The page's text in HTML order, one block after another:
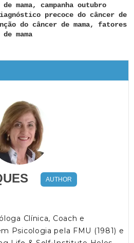
mama, campanha outubro
precoce do câncer de
do câncer de mama, fatores
mama
AUTHOR
Clínica, Coach e
Psicologia pela FMU (1981) e